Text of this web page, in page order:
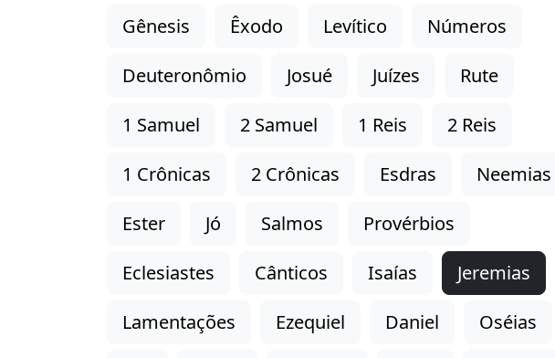
Gênesis Êxodo Levítico
Números
Deuteronômio
Josué Juízes
Rute
1 Samuel
2 Samuel 1 Reis
2 Reis
1 Crônicas
2 Crônicas Esdras
Neemias
Ester
Jó Salmos
Provérbios
Eclesiastes
Cânticos Isaías
Jeremias
Lamentações
Ezequiel Daniel
Oséias